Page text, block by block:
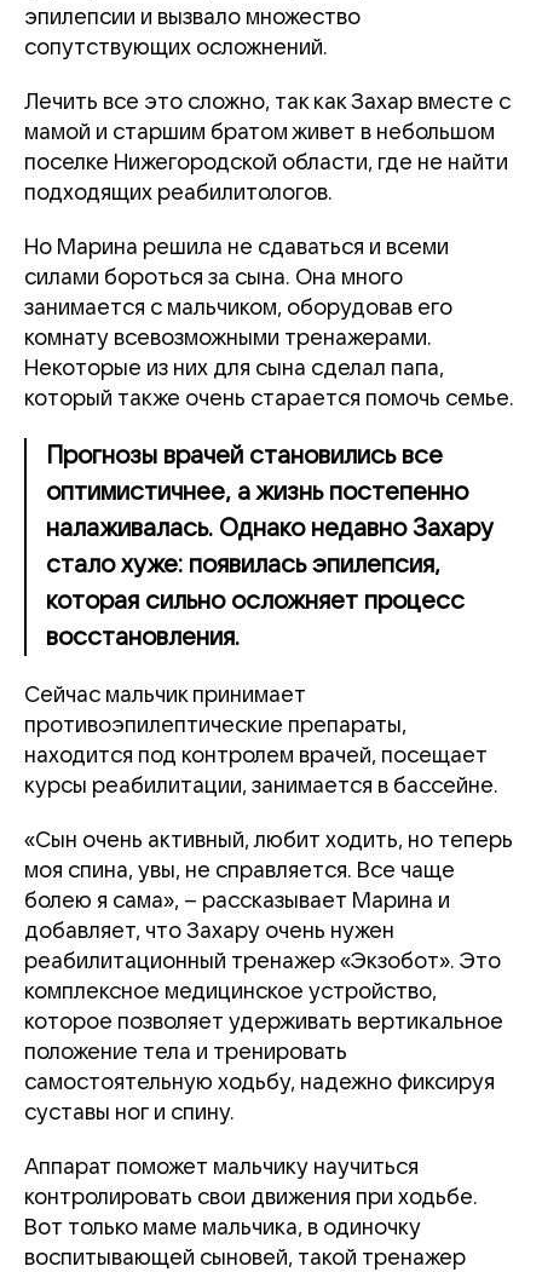
эпилепсии и вызвало множество
сопутствующих осложнений.
Лечить все это сложно, так как Захар вместе с
мамой и старшим братом живет в небольшом
поселке Нижегородской области, где не найти
подходящих реабилитологов.
Но Марина решила не сдаваться и всеми
силами бороться за сына. Она много
занимается с мальчиком, оборудовав его
комнату всевозможными тренажерами.
Некоторые из них для сына сделал папа,
который также очень старается помочь семье.
Прогнозы врачей становились все
оптимистичнее, а жизнь постепенно
налаживалась. Однако недавно Захару
стало хуже: появилась эпилепсия,
которая сильно осложняет процесс
восстановления.
Сейчас мальчик принимает
противоэпилептические препараты,
находится под контролем врачей, посещает
курсы реабилитации, занимается в бассейне.
«Сын очень активный, любит ходить, но теперь
моя спина, увы, не справляется. Все чаще
болею я сама», – рассказывает Марина и
добавляет, что Захару очень нужен
реабилитационный тренажер «Экзобот». Это
комплексное медицинское устройство,
которое позволяет удерживать вертикальное
положение тела и тренировать
самостоятельную ходьбу, надежно фиксируя
суставы ног и спину.
Аппарат поможет мальчику научиться
контролировать свои движения при ходьбе.
Вот только маме мальчика, в одиночку
воспитывающей сыновей, такой тренажер